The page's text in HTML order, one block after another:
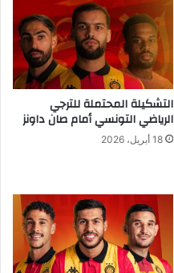
التشكيلة المحتملة للترجي
الرياضي التونسي أمام صان داونز
18 أبريل، 2026